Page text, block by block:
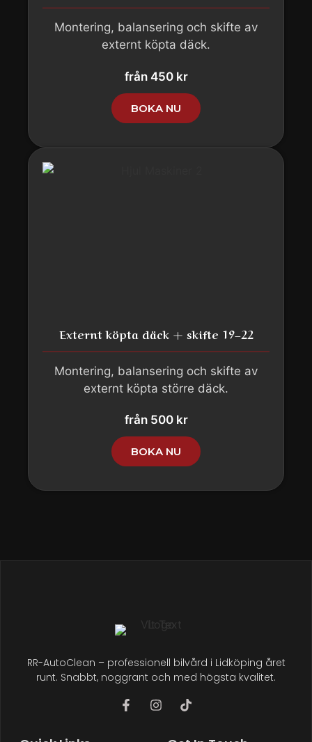
Montering, balansering och skifte av
externt köpta däck.
från 450 kr
BOKA NU
Externt köpta däck + skifte 19–22
Montering, balansering och skifte av
externt köpta större däck.
från 500 kr
BOKA NU
RR-AutoClean – professionell bilvård i Lidköping året
runt. Snabbt, noggrant och med högsta kvalitet.